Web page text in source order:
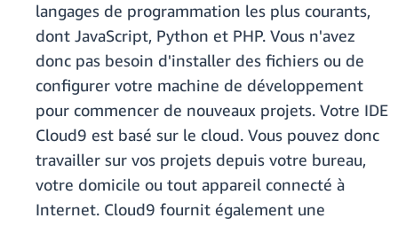
langages de programmation les plus courants,
dont JavaScript, Python et PHP. Vous n'avez
donc pas besoin d'installer des fichiers ou de
configurer votre machine de développement
pour commencer de nouveaux projets. Votre IDE
Cloud9 est basé sur le cloud. Vous pouvez donc
travailler sur vos projets depuis votre bureau,
votre domicile ou tout appareil connecté à
Internet. Cloud9 fournit également une